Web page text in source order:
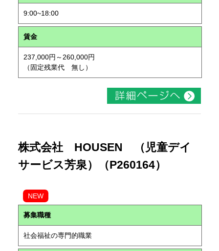
9:00~18:00
賃金
237,000円～260,000円
（固定残業代 無し）
株式会社 HOUSEN （児童デイ
サービス芳泉）（P260164）
NEW
募集職種
社会福祉の専門的職業